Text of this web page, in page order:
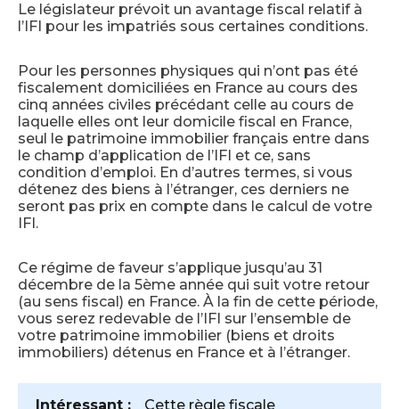
Le législateur prévoit un avantage fiscal relatif à
l’IFI pour les impatriés sous certaines conditions.
Pour les personnes physiques qui n’ont pas été
fiscalement domiciliées en France au cours des
cinq années civiles précédant celle au cours de
laquelle elles ont leur domicile fiscal en France,
seul le patrimoine immobilier français entre dans
le champ d’application de l’IFI et ce, sans
condition d’emploi. En d’autres termes, si vous
détenez des biens à l’étranger, ces derniers ne
seront pas prix en compte dans le calcul de votre
IFI.
Ce régime de faveur s’applique jusqu’au 31
décembre de la 5ème année qui suit votre retour
(au sens fiscal) en France. À la fin de cette période,
vous serez redevable de l’IFI sur l’ensemble de
votre patrimoine immobilier (biens et droits
immobiliers) détenus en France et à l’étranger.
Intéressant : Cette règle fiscale